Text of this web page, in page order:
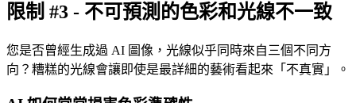
限制 #3 - 不可預測的色彩和光線不一致
您是否曾經生成過 AI 圖像，光線似乎同時來自三個不同方
向？糟糕的光線會讓即使是最詳細的藝術看起來「不真實」。